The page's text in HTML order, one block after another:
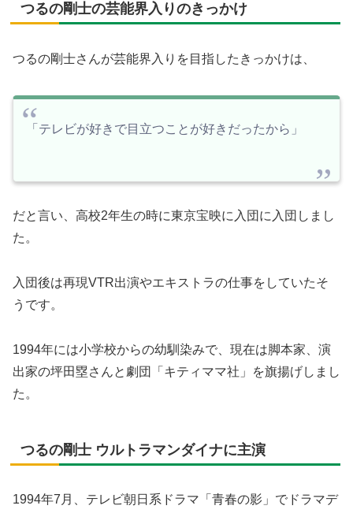
つるの剛士の芸能界入りのきっかけ
つるの剛士さんが芸能界入りを目指したきっかけは、
「テレビが好きで目立つことが好きだったから」
だと言い、高校2年生の時に東京宝映に入団に入団しまし
た。
入団後は再現VTR出演やエキストラの仕事をしていたそ
うです。
1994年には小学校からの幼馴染みで、現在は脚本家、演
出家の坪田塁さんと劇団「キティママ社」を旗揚げしまし
た。
つるの剛士 ウルトラマンダイナに主演
1994年7月、テレビ朝日系ドラマ「青春の影」でドラマデ